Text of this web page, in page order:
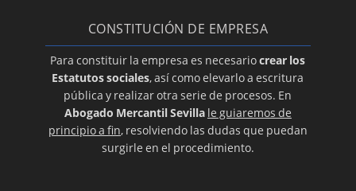
CONSTITUCIÓN DE EMPRESA
Para constituir la empresa es necesariocrear los
Estatutos sociales, así como elevarlo a escritura
pública y realizar otra serie de procesos. En
Abogado Mercantil Sevilla le guiaremos de
principio a fin, resolviendo las dudas que puedan
surgirle en el procedimiento.